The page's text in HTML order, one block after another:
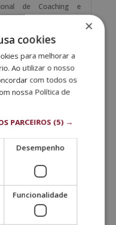
de Coaching e
entidade foi criada
e Mentoring
o conteúdo formativo.
×
cookies
para melhorar a
Ao utilizar o nosso
com todos os
nossa Política de
PARCEIROS (5) →
Desempenho
Funcionalidade